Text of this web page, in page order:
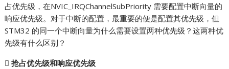
占优先级，在NVIC_IRQChannelSubPriority 需要配置中断向量的
响应优先级。对于中断的配置，最重要的便是配置其优先级，但
STM32 的同一个中断向量为什么需要设置两种优先级？这两种优
先级有什么区别？
抢占优先级和响应优先级